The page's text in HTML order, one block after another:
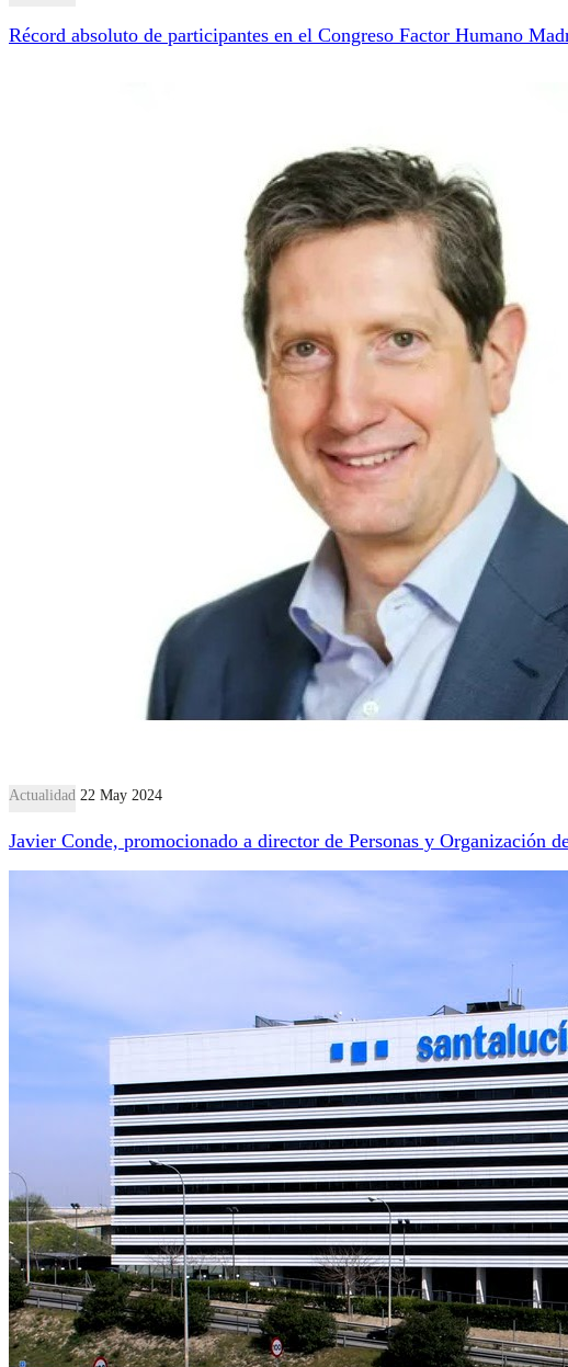
Récord absoluto de participantes en el Congreso Factor Humano
Actualidad 22 May 2024
Javier Conde, promocionado a director de Personas y Organización